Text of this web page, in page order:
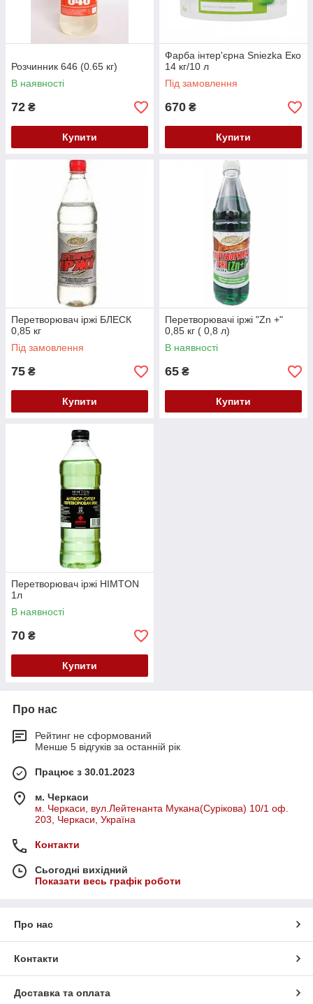
Розчинник 646 (0.65 кг)
В наявності
72 ₴
Купити
Фарба інтер'єрна Sniezka Еко
14 кг/10 л
Під замовлення
670 ₴
Купити
Перетворювач іржі БЛЕСК
0,85 кг
Під замовлення
75 ₴
Купити
Перетворювачі іржі "Zn +"
0,85 кг ( 0,8 л)
В наявності
65 ₴
Купити
Перетворювач іржі HIMTON
1л
В наявності
70 ₴
Купити
Про нас
Рейтинг не сформований
Менше 5 відгуків за останній рік
Працює з 30.01.2023
м. Черкаси
м. Черкаси, вул.Лейтенанта Мукана(Сурікова) 10/1 оф.
203, Черкаси, Україна
Контакти
Сьогодні вихідний
Показати весь графік роботи
Про нас
Контакти
Доставка та оплата